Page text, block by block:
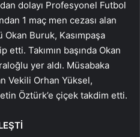
dolayı Profesyonel Futbol
1 maç men cezası alan
Buruk, Kasımpaşa
etti. Takımın başında Okan
yer aldı. Müsabaka
Vekili Orhan Yüksel,
Öztürk’e çiçek takdim etti.